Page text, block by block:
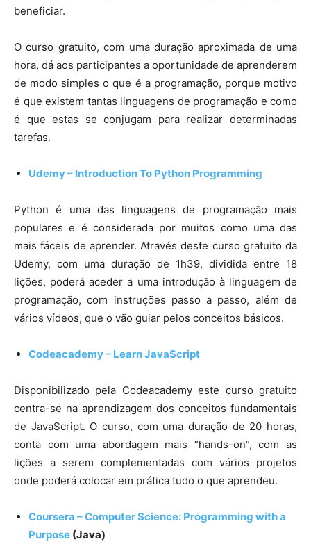
beneficiar.
O curso gratuito, com uma duração aproximada de uma
hora, dá aos participantes a oportunidade de aprenderem
de modo simples o que é a programação, porque motivo
é que existem tantas linguagens de programação e como
é que estas se conjugam para realizar determinadas
tarefas.
Udemy – Introduction To Python Programming
Python é uma das linguagens de programação mais
populares e é considerada por muitos como uma das
mais fáceis de aprender. Através deste curso gratuito da
Udemy, com uma duração de 1h39, dividida entre 18
lições, poderá aceder a uma introdução à linguagem de
programação, com instruções passo a passo, além de
vários vídeos, que o vão guiar pelos conceitos básicos.
Codeacademy – Learn JavaScript
Disponibilizado pela Codeacademy este curso gratuito
centra-se na aprendizagem dos conceitos fundamentais
de JavaScript. O curso, com uma duração de 20 horas,
conta com uma abordagem mais “hands-on”, com as
lições a serem complementadas com vários projetos
onde poderá colocar em prática tudo o que aprendeu.
Coursera – Computer Science: Programming with a
Purpose (Java)